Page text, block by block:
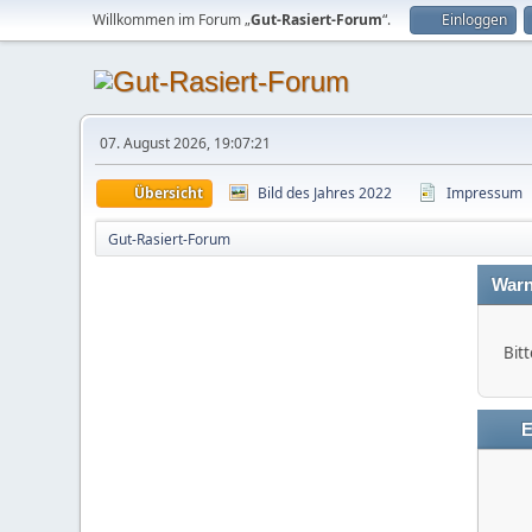
Willkommen im Forum „Gut-Rasiert-Forum“. Einloggen
07. August 2026, 19:07:21
Übersicht Bild des Jahres 2022 Impressum
Gut-Rasiert-Forum